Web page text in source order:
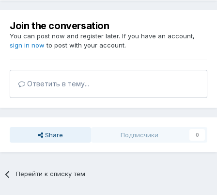
Join the conversation
You can post now and register later. If you have an account,
sign in now to post with your account.
Ответить в тему...
Share Подписчики 0
Перейти к списку тем